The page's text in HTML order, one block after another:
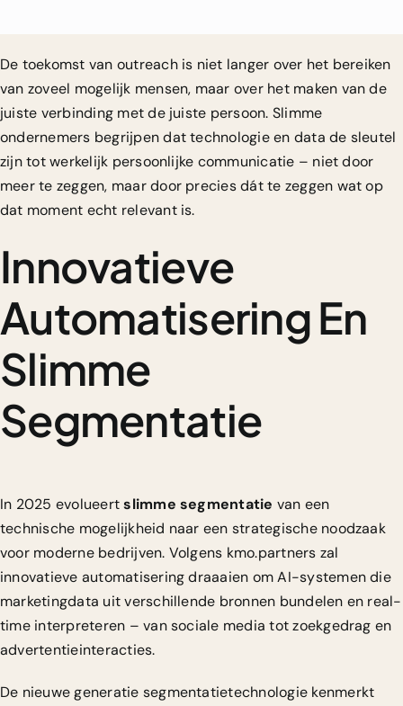
De toekomst van outreach is niet langer over het bereiken
van zoveel mogelijk mensen, maar over het maken van de
juiste verbinding met de juiste persoon. Slimme
ondernemers begrijpen dat technologie en data de sleutel
zijn tot werkelijk persoonlijke communicatie – niet door
meer te zeggen, maar door precies dát te zeggen wat op
dat moment echt relevant is.
Innovatieve
Automatisering En
Slimme
Segmentatie
In 2025 evolueertslimme segmentatie van een
technische mogelijkheid naar een strategische noodzaak
voor moderne bedrijven. Volgens kmo.partners zal
innovatieve automatisering draaaien om AI-systemen die
marketingdata uit verschillende bronnen bundelen en real-
time interpreteren – van sociale media tot zoekgedrag en
advertentieinteracties.
De nieuwe generatie segmentatietechnologie kenmerkt